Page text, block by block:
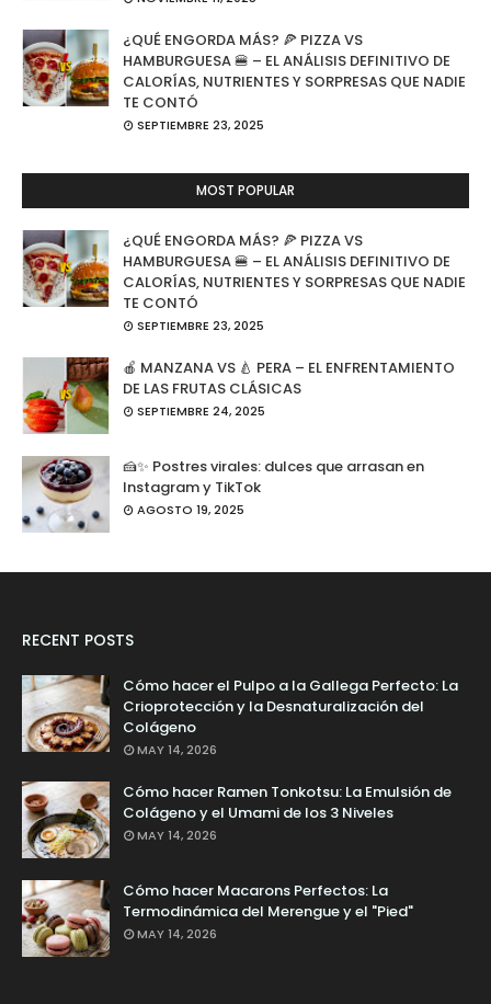
¿QUÉ ENGORDA MÁS? 🍕 PIZZA VS
HAMBURGUESA 🍔 – EL ANÁLISIS DEFINITIVO DE
CALORÍAS, NUTRIENTES Y SORPRESAS QUE NADIE
TE CONTÓ
SEPTIEMBRE 23, 2025
MOST POPULAR
¿QUÉ ENGORDA MÁS? 🍕 PIZZA VS
HAMBURGUESA 🍔 – EL ANÁLISIS DEFINITIVO DE
CALORÍAS, NUTRIENTES Y SORPRESAS QUE NADIE
TE CONTÓ
SEPTIEMBRE 23, 2025
🍎 MANZANA VS 🍐 PERA – EL ENFRENTAMIENTO
DE LAS FRUTAS CLÁSICAS
SEPTIEMBRE 24, 2025
🍰✨ Postres virales: dulces que arrasan en
Instagram y TikTok
AGOSTO 19, 2025
RECENT POSTS
Cómo hacer el Pulpo a la Gallega Perfecto: La
Crioprotección y la Desnaturalización del
Colágeno
MAY 14, 2026
Cómo hacer Ramen Tonkotsu: La Emulsión de
Colágeno y el Umami de los 3 Niveles
MAY 14, 2026
Cómo hacer Macarons Perfectos: La
Termodinámica del Merengue y el "Pied"
MAY 14, 2026